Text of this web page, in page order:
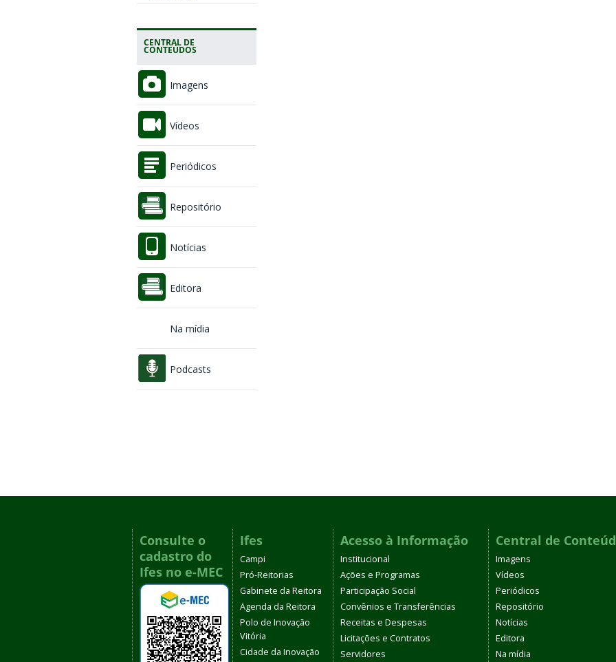
CENTRAL DE
CONTEÚDOS
Imagens
Vídeos
Periódicos
Repositório
Notícias
Editora
Na mídia
Podcasts
Consulte o
cadastro do
Ifes no e-MEC
Ifes
Campi
Pró-Reitorias
Gabinete da Reitora
Agenda da Reitora
Polo de Inovação
Vitória
Cidade da Inovação
Acesso à Informação
Institucional
Ações e Programas
Participação Social
Convênios e Transferências
Receitas e Despesas
Licitações e Contratos
Servidores
Central de
Imagens
Vídeos
Periódicos
Repositório
Notícias
Editora
Na mídia